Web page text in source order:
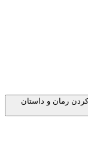
کردن رمان و داستان